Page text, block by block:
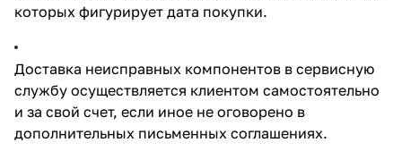
которых фигурирует дата покупки.
Доставка неисправных компонентов в сервисную
службу осуществляется клиентом самостоятельно
и за свой счет, если иное не оговорено в
дополнительных письменных соглашениях.